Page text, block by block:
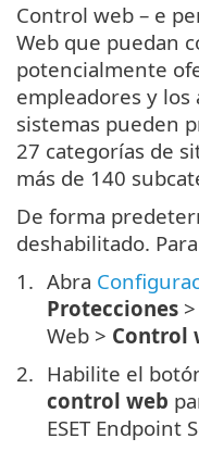
Control web – e
Web que puedan
potencialmente
empleadores y
sistemas pueden
27 categorías de
más de 140
De forma
deshabilitado.
Abra
Protecciones
Web > Control
Habilite el
control web
ESET Endpoint